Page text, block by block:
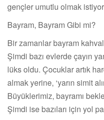
gençler umutlu olmak
Bayram, Bayram Gibi mi?
Bir zamanlar bayram
Şimdi bazı evlerde çayın
lüks oldu. Çocuklar artık
almak yerine, ‘yarın simit
Büyüklerimiz, bayramı
Şimdi ise bazıları için yol